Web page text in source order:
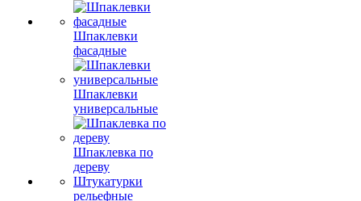
Шпаклевки
фасадные
Шпаклевки
универсальные
Шпаклевка по
дереву
Штукатурки
рельефные